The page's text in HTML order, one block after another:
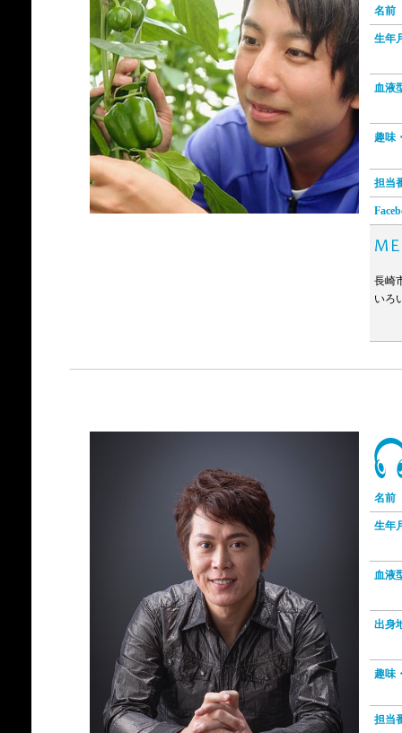
名前
生年
血液
趣味
担当
長崎
いろ
名前
生年
血液
出身
趣味
担当